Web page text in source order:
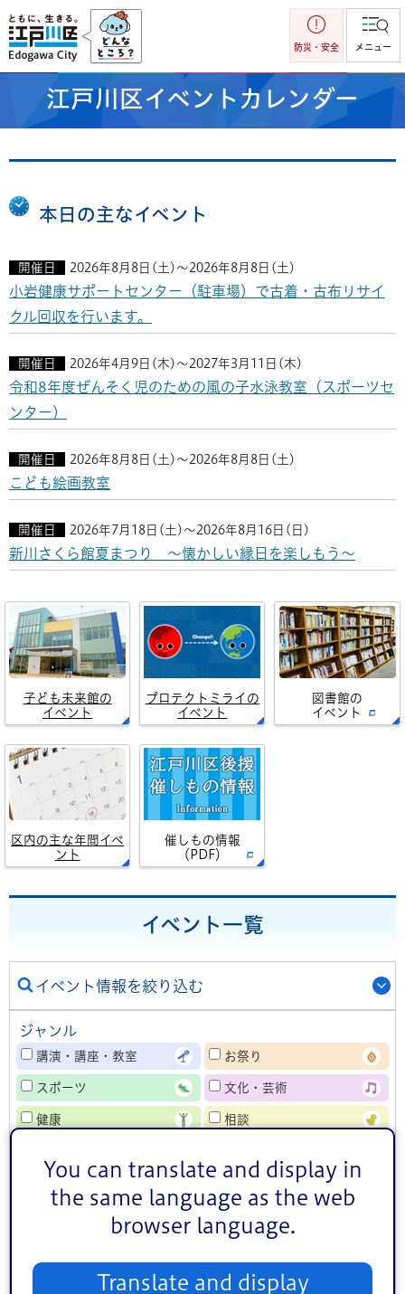
You can translate and display in
the same language as the web
browser language.
Translate and display
江戸川区
防災・安全 メニュー
江戸川区イベントカレンダー
本日の主なイベント
開催日 2026年8月8日(土)～2026年8月8日(土)
小岩健康サポートセンター（駐車場）で古着・古布リサイ
クル回収を行います。
開催日 2026年4月9日(木)～2027年3月11日(木)
令和8年度ぜんそく児のための風の子水泳教室（スポーツセ
ンター）
開催日 2026年8月8日(土)～2026年8月8日(土)
こども絵画教室
開催日 2026年7月18日(土)～2026年8月16日(日)
新川さくら館夏まつり ～懐かしい縁日を楽しもう～
子ども未来館の
イベント
プロテクトミライの
イベント
図書館の
イベント
区内の主な年間イベ
ント
催しもの情報
（PDF）
イベント一覧
イベント情報を絞り込む
ジャンル
講演・講座・教室 お祭り
スポーツ 文化・芸術
健康 相談
対象者
熟年者向け 事業者向け
小松川・平井地区 葛西地区